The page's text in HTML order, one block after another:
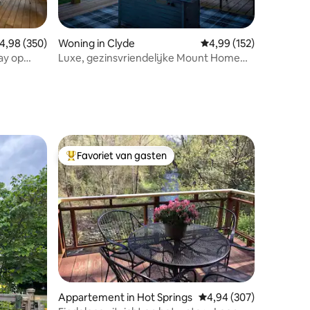
beoordeling van 4,98 op 5, 350 recensies
4,98 (350)
op
Woning in Clyde Gemiddelde
4,99 (152)
Luxe, gezinsvriendelijke Mount Home
Topfavoriet van gasten
Favoriet van gasten
Appartement in Hot Springs Gemiddelde
4,94 (307)